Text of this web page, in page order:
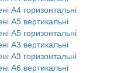
А4 горизонтальні
А5 вертикальні
А5 горизонтальні
А3 вертикальні
А3 горизонтальні
А6 вертикальні